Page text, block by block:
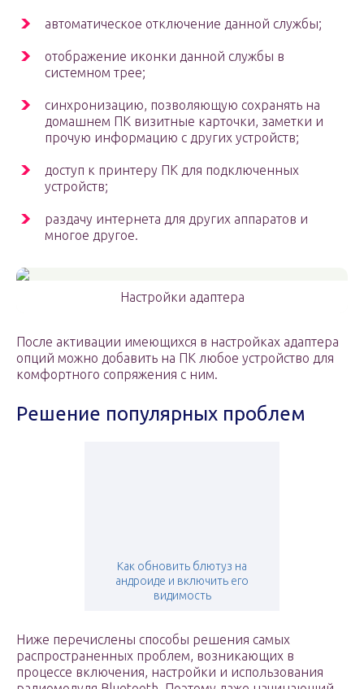
автоматическое отключение данной службы;
отображение иконки данной службы в
системном трее;
синхронизацию, позволяющую сохранять на
домашнем ПК визитные карточки, заметки и
прочую информацию с других устройств;
доступ к принтеру ПК для подключенных
устройств;
раздачу интернета для других аппаратов и
многое другое.
Настройки адаптера
После активации имеющихся в настройках адаптера
опций можно добавить на ПК любое устройство для
комфортного сопряжения с ним.
Решение популярных проблем
Как обновить блютуз на
андроиде и включить его
видимость
Ниже перечислены способы решения самых
распространенных проблем, возникающих в
процессе включения, настройки и использования